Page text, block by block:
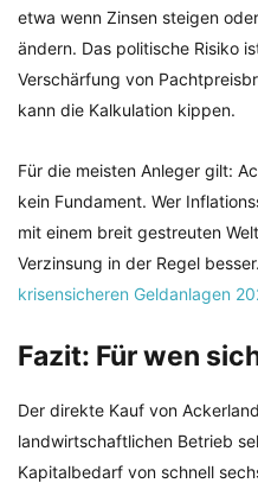
etwa wenn Zinsen steigen
ändern. Das politische Risiko
Verschärfung von
kann die Kalkulation kippen.
Für die meisten Anleger gilt:
kein Fundament. Wer
mit einem breit gestreuten
Verzinsung in der Regel
krisensicheren Geldanlagen
Fazit: Für wen
Der direkte Kauf von
landwirtschaftlichen Betrieb
Kapitalbedarf von schnell